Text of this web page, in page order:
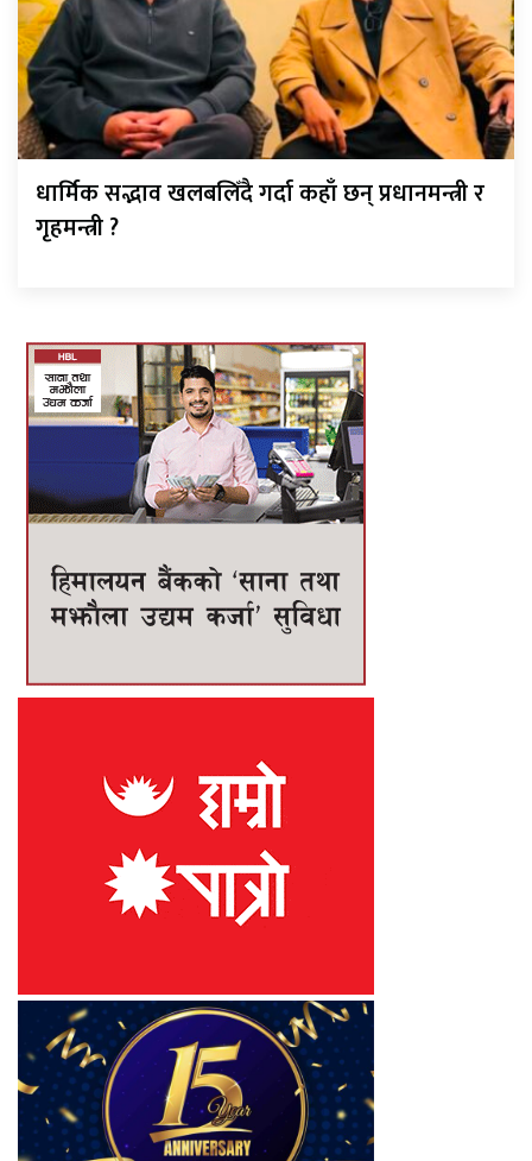
धार्मिक सद्भाव खलबलिँदै गर्दा कहाँ छन् प्रधानमन्त्री र
गृहमन्त्री ?